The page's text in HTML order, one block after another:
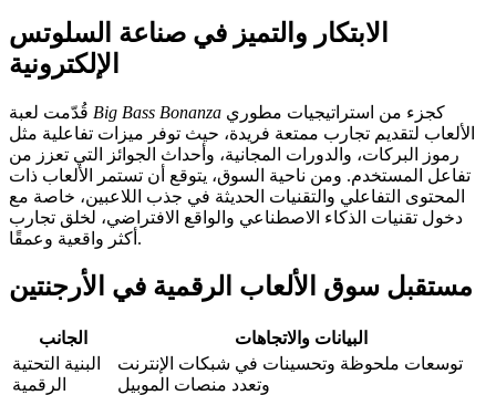
الابتكار والتميز في صناعة السلوتس
الإلكترونية
Big Bass Bonanza
الألعاب لتقديم تجارب ممتعة فريدة، حيث توفر ميزات تفاعلية مثل
رموز البركات، والدورات المجانية، وأحداث الجوائز التي تعزز من
تفاعل المستخدم. ومن ناحية السوق، يتوقع أن تستمر الألعاب ذات
المحتوى التفاعلي والتقنيات الحديثة في جذب اللاعبين، خاصة مع
دخول تقنيات الذكاء الاصطناعي والواقع الافتراضي، لخلق تجارب
أكثر واقعية وعمقًا.
مستقبل سوق الألعاب الرقمية في الأرجنتين
الجانب
البيانات والاتجاهات
البنية التحتية
الرقمية
توسعات ملحوظة وتحسينات في شبكات الإنترنت
وتعدد منصات الموبيل